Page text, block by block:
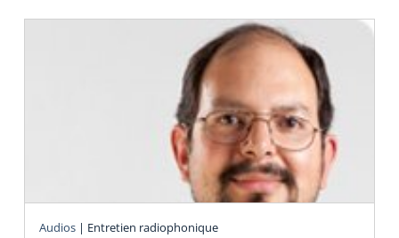
Audios | Entretien radiophonique